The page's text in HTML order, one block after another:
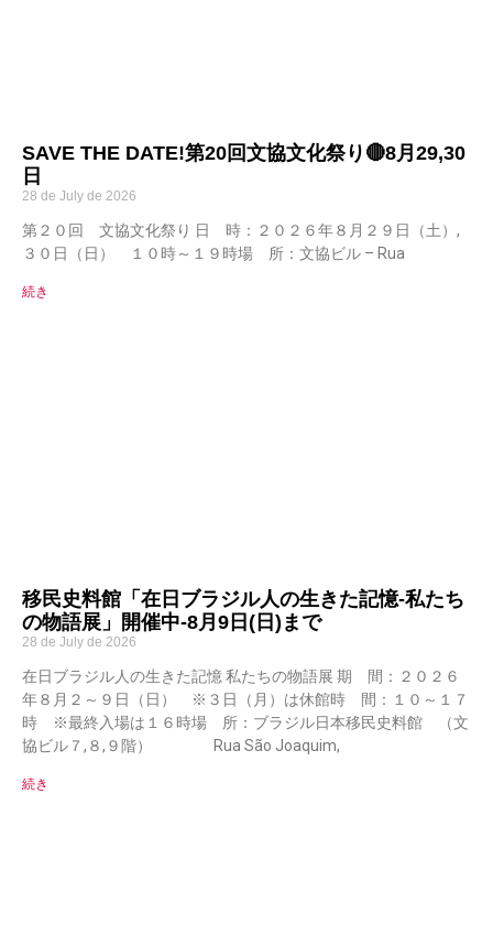
SAVE THE DATE!第20回文協文化祭り🔴8月29,30
日
28 de July de 2026
第２０回 文協文化祭り 日 時：２０２６年８月２９日（土）,
３０日（日） １０時～１９時場 所：文協ビル – Rua
続き
移民史料館「在日ブラジル人の生きた記憶-私たち
の物語展」開催中-8月9日(日)まで
28 de July de 2026
在日ブラジル人の生きた記憶 私たちの物語展 期 間：２０２６
年８月２～９日（日） ※３日（月）は休館時 間：１０～１７
時 ※最終入場は１６時場 所：ブラジル日本移民史料館 （文
協ビル７,８,９階） Rua São Joaquim,
続き